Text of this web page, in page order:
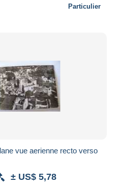
Particulier
vue aerienne recto verso
± US$ 5,78